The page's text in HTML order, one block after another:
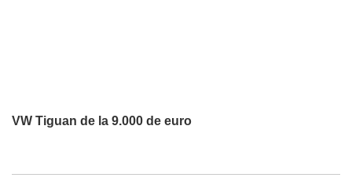
VW Tiguan de la 9.000 de euro